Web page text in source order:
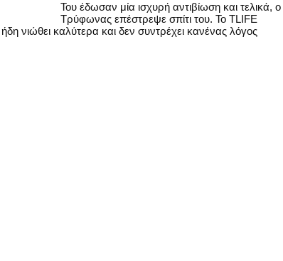
Του έδωσαν μία ισχυρή αντιβίωση και τελικά, ο
Τρύφωνας επέστρεψε σπίτι του. Το TLIFE
νιώθει καλύτερα και δεν συντρέχει κανένας λόγος